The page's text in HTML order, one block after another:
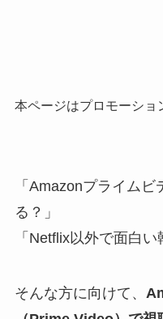
本ページはプロモーショ
「Amazonプライム
る？」
「Netflix以外で面白い
そんな方に向けて、